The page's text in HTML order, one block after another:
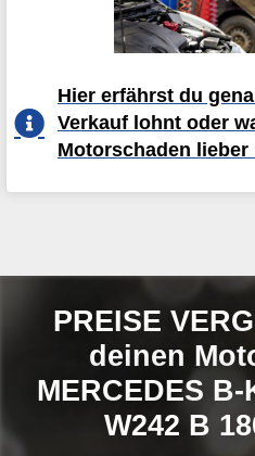
Hier erfährst du
Verkauf lohnt oder
Motorschaden
PREISE
deinen
MERCEDES
W242 B